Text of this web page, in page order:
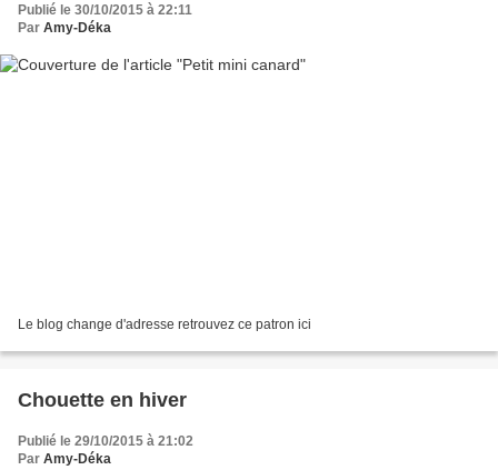
Publié le 30/10/2015 à 22:11
Par Amy-Déka
Le blog change d'adresse retrouvez ce patron ici
Chouette en hiver
Publié le 29/10/2015 à 21:02
Par Amy-Déka